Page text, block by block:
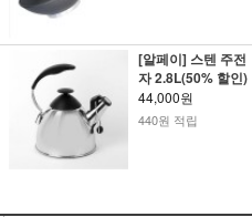
[알페이] 스텐 주전
자 2.8L(50% 할인)
44,000원
440원 적립